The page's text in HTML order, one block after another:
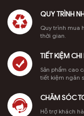
QUY TRÌNH
Quy trình mua
thời gian.
TIẾT KIỆM CHI
Sản phẩm cao
tiết kiệm ngân
CHĂM SÓC
Hỗ trợ khách